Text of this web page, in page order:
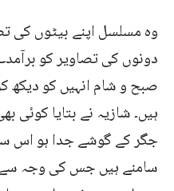
وہ مسلسل اپنے بیٹوں کی
دونوں کی تصاویر کو
صبح و شام انہیں کو دیکھ
ہیں۔ شازیہ نے بتایا کوئی
جگر کے گوشے جدا ہو اس
سامنے ہیں جس کی وجہ سے